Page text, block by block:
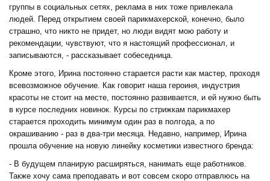
группы в социальных сетях, реклама в них тоже привлекала
людей. Перед открытием своей парикмахерской, конечно, было
страшно, что никто не придет, но люди видят мою работу и
рекомендации, чувствуют, что я настоящий профессионал, и
записываются, - рассказывает собеседница.
Кроме этого, Ирина постоянно старается расти как мастер, проходя
всевозможное обучение. Как говорит наша героиня, индустрия
красоты не стоит на месте, постоянно развивается, и ей нужно быть
в курсе последних новинок. Курсы по стрижкам парикмахер
старается проходить минимум один раз в полгода, а по
окрашиванию - раз в два-три месяца. Недавно, например, Ирина
прошла обучение на новую линейку косметики известного бренда:
- В будущем планирую расширяться, нанимать еще работников.
Также хочу сама преподавать и вот совсем скоро отправлюсь на